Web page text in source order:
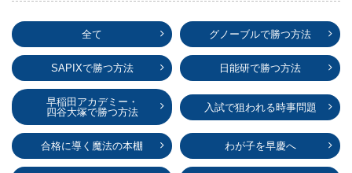
全て グノーブルで勝つ方法
SAPIXで勝つ方法 日能研で勝つ方法
早稲田アカデミー・
四谷大塚で勝つ方法
入試で狙われる時事問題
合格に導く魔法の本棚 わが子を早慶へ